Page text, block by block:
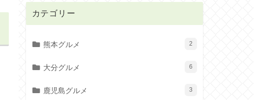
カテゴリー
熊本グルメ 2
大分グルメ 6
鹿児島グルメ 3